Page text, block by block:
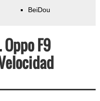
BeiDou
F9